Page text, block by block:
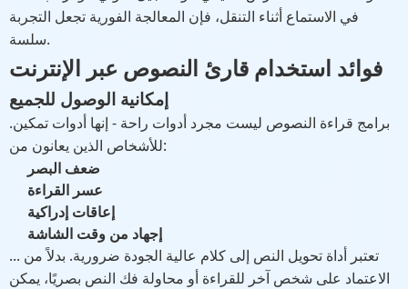
في الاستماع أثناء التنقل، فإن المعالجة الفورية تجعل التجربة
سلسة.
فوائد استخدام قارئ النصوص عبر الإنترنت
إمكانية الوصول للجميع
برامج قراءة النصوص ليست مجرد أدوات راحة - إنها أدوات تمكين.
للأشخاص الذين يعانون من:
ضعف البصر
عسر القراءة
إعاقات إدراكية
إجهاد من وقت الشاشة
... تعتبر أداة تحويل النص إلى كلام عالية الجودة ضرورية. بدلاً من
الاعتماد على شخص آخر للقراءة أو محاولة فك النص بصريًا، يمكن